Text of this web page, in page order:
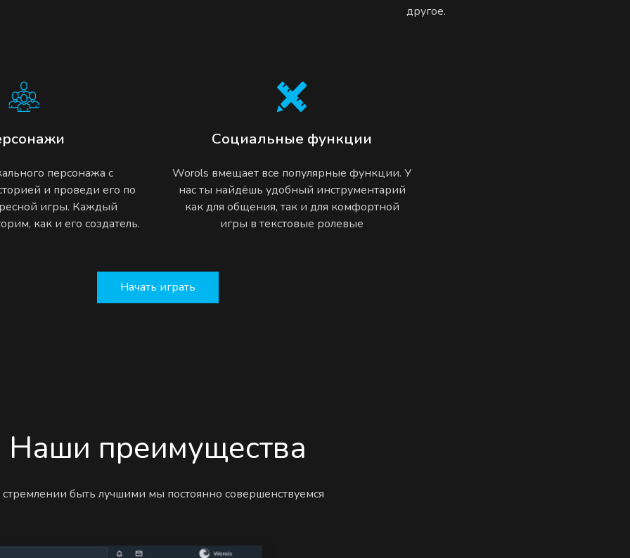
другое.
персонажа с
и проведи его по
игры. Каждый
как и его создатель.
Социальные функции
Worols вмещает все популярные функции. У
нас ты найдёшь удобный инструментарий
как для общения, так и для комфортной
игры в текстовые ролевые
Начать играть
Наши преимущества
быть лучшими мы постоянно совершенствуемся